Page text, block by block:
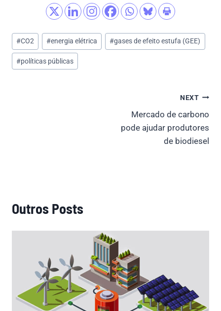
Post
Tags:
#CO2 #energia elétrica #gases de efeito estufa (GEE)
#políticas públicas
NEXT
Mercado de carbono
pode ajudar produtores
de biodiesel
Outros Posts